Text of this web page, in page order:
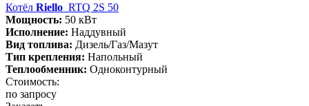
Котёл Riello RTQ 2S 50
Мощность: 50 кВт
Исполнение: Наддувный
Вид топлива: Дизель/Газ/Мазут
Тип крепления: Напольный
Теплообменник: Одноконтурный
Стоимость:
по запросу